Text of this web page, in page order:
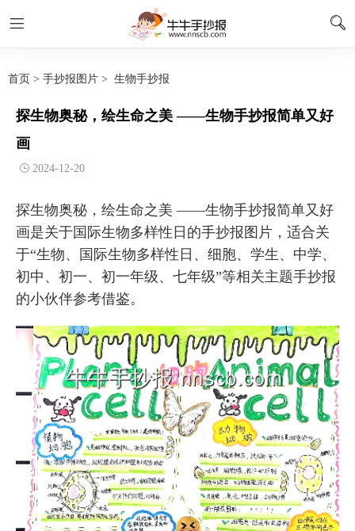
首页 > 手抄报图片 > 生物手抄报
探生物奥秘，绘生命之美 ——生物手抄报简单又好
画
2024-12-20
探生物奥秘，绘生命之美 ——生物手抄报简单又好
画是关于国际生物多样性日的手抄报图片，适合关
于“生物、国际生物多样性日、细胞、学生、中学、
初中、初一、初一年级、七年级”等相关主题手抄报
的小伙伴参考借鉴。